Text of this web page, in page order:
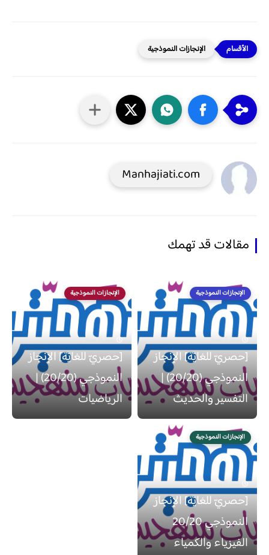
الإنجازات النموذجية
Manhajiati.com
مقالات قد تهمك
الإنجازات النموذجية
منذ 4 سنة
[حصريّ للغايَة] الإنجاز
النموذجي (20/20) |
التفسير والحديث
الإنجازات النموذجية
منذ 6 سنة
[حصريّ للغايَة] الإنجاز
النموذجي (20/20) |
الرياضيات
الإنجازات النموذجية
منذ 6 سنة
[حصريّ للغايَة] الإنجاز
النموذجي 20/20
الفيزياء والكمياء